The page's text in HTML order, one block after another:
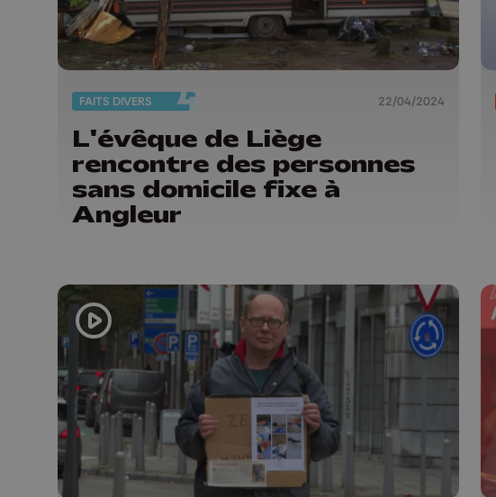
FAITS DIVERS 22/04/2024
L'évêque de Liège
rencontre des personnes
sans domicile fixe à
Angleur